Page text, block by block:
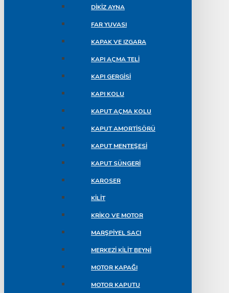
DIKIZ AYNA
FAR YUVASI
KAPAK VE IZGARA
KAPI AÇMA TELI
KAPI GERGISI
KAPI KOLU
KAPUT AÇMA KOLU
KAPUT AMORTISÖRÜ
KAPUT MENTEŞESI
KAPUT SÜNGERI
KAROSER
KILIT
KRIKO VE MOTOR
MARŞPIYEL SACI
MERKEZI KILIT BEYNI
MOTOR KAPAĞI
MOTOR KAPUTU